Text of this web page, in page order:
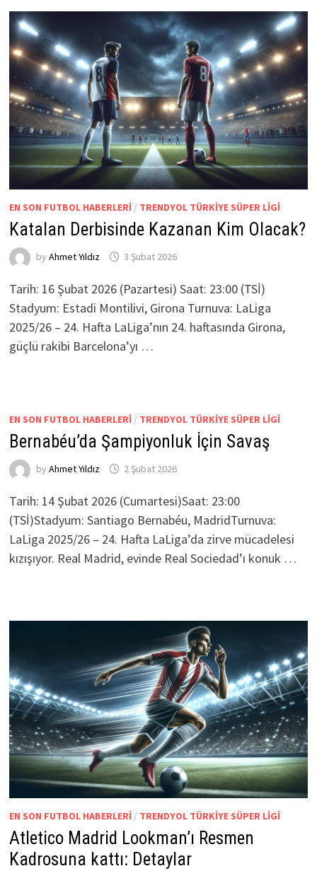
EN SON FUTBOL HABERLERI/ TRENDYOL TÜRKIYE SÜPER LIGI
Katalan Derbisinde Kazanan Kim Olacak?
by Ahmet Yıldız 3 Şubat 2026
Tarih: 16 Şubat 2026 (Pazartesi) Saat: 23:00 (TSİ)
Stadyum: Estadi Montilivi, Girona Turnuva: LaLiga
2025/26 – 24. Hafta LaLiga’nın 24. haftasında Girona,
güçlü rakibi Barcelona’yı …
EN SON FUTBOL HABERLERI/ TRENDYOL TÜRKIYE SÜPER LIGI
Bernabéu’da Şampiyonluk İçin Savaş
by Ahmet Yıldız 2 Şubat 2026
Tarih: 14 Şubat 2026 (Cumartesi)Saat: 23:00
(TSİ)Stadyum: Santiago Bernabéu, MadridTurnuva:
LaLiga 2025/26 – 24. Hafta LaLiga’da zirve mücadelesi
kızışıyor. Real Madrid, evinde Real Sociedad’ı konuk …
EN SON FUTBOL HABERLERI/ TRENDYOL TÜRKIYE SÜPER LIGI
Atletico Madrid Lookman’ı Resmen
Kadrosuna kattı: Detaylar